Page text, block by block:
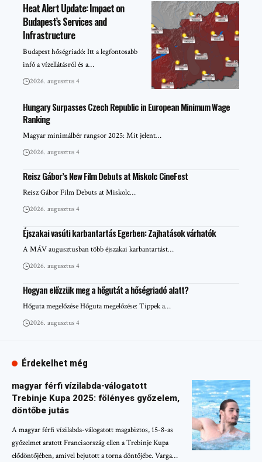
Heat Alert Update: Impact on
Budapest’s Services and
Infrastructure
Budapest hőségriadó: Itt a legfontosabb
infó a vízellátásról és a…
2026. augusztus 4
Hungary Surpasses Czech Republic in European Minimum Wage
Ranking
Magyar minimálbér rangsor 2025: Mit jelent…
2026. augusztus 4
Reisz Gábor’s New Film Debuts at Miskolc CineFest
Reisz Gábor Film Debuts at Miskolc…
2026. augusztus 4
Éjszakai vasúti karbantartás Egerben: Zajhatások várhatók
A MÁV augusztusban több éjszakai karbantartást…
2026. augusztus 4
Hogyan előzzük meg a hőgutát a hőségriadó alatt?
Hőguta megelőzése Hőguta megelőzése: Tippek a…
2026. augusztus 4
Érdekelhet még
magyar férfi vízilabda-válogatott
Trebinje Kupa 2025: fölényes győzelem,
döntőbe jutás
A magyar férfi vízilabda-válogatott magabiztos, 15-8-as
győzelmet aratott Franciaország ellen a Trebinje Kupa
elődöntőjében, amivel bejutott a torna döntőjébe. Varga…